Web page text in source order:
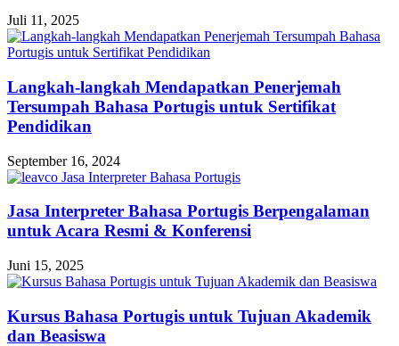
Juli 11, 2025
Langkah-langkah Mendapatkan Penerjemah
Tersumpah Bahasa Portugis untuk Sertifikat
Pendidikan
September 16, 2024
Jasa Interpreter Bahasa Portugis Berpengalaman
untuk Acara Resmi & Konferensi
Juni 15, 2025
Kursus Bahasa Portugis untuk Tujuan Akademik
dan Beasiswa